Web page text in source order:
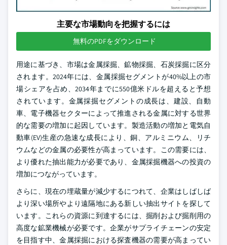
主要な市場動向を把握するには
無料のPDFをダウンロード
用途に基づき、市場は金属採掘、鉱物採掘、石炭採掘に区分
されます。2024年には、金属採掘セグメントが40%以上の市
場シェアを占め、2034年までに550億米ドルを超えると予想
されています。金属採掘セグメントの成長は、建設、自動
車、電子機器セクターによって推進される金属に対する世界
的な需要の増加に起因しています。製造活動の増加と電気自
動車(EV)生産の急速な成長により、銅、アルミニウム、リチ
ウムなどの金属の必要性が高まっています。この需要には、
より優れた抽出能力が必要であり、金属採掘機器への投資の
増加につながっています。
さらに、現在の埋蔵量が減少するにつれて、企業はしばしば
より深い場所やより遠隔地にある新しい抽出サイトを探して
います。これらの資源に到達するには、掘削および掘削用の
高度な鉱業機械が必要です。企業がサプライチェーンの安定
を目指す中、金属採掘における探査機器の需要が高まってい